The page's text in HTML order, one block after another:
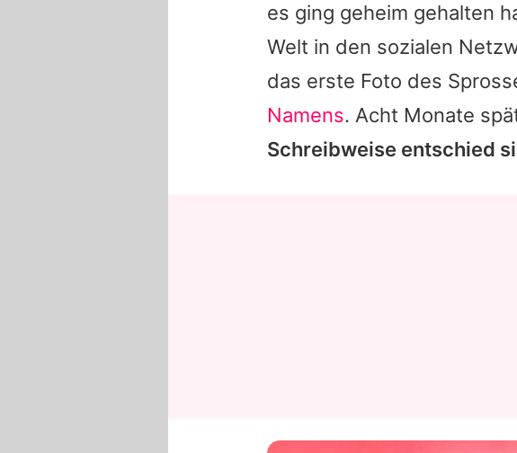
es ging geheim gehalten
Welt in den sozialen
das erste Foto des
Namens. Acht Monate
Schreibweise entschied